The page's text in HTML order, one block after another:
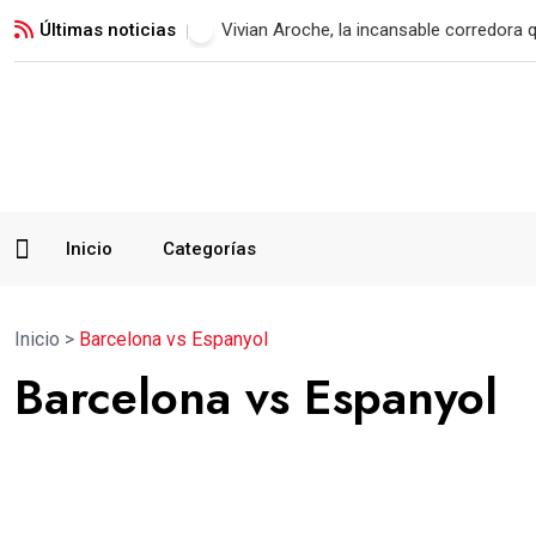
Últimas noticias Xelajú MC consigue su primer triunfo
Inicio Categorías
Inicio > Barcelona vs Espanyol
Barcelona vs Espanyol